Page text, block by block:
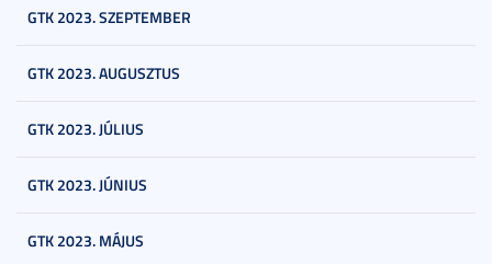
GTK 2023. SZEPTEMBER
GTK 2023. AUGUSZTUS
GTK 2023. JÚLIUS
GTK 2023. JÚNIUS
GTK 2023. MÁJUS